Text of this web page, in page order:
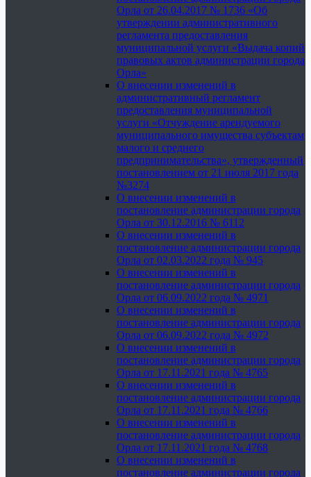
Орла от 26.04.2017 № 1736 «Об
утверждении административного
регламента предоставления
муниципальной услуги «Выдача копий
правовых актов администрации города
Орла»
О внесении изменений в
административный регламент
предоставления муниципальной
услуги «Отчуждение арендуемого
муниципального имущества субъектам
малого и среднего
предпринимательства», утвержденный
постановлением от 21 июля 2017 года
№3274
О внесении изменений в
постановление администрации города
Орла от 30.12.2016 № 6112
О внесении изменений в
постановление администрации города
Орла от 02.03.2022 года № 945
О внесении изменений в
постановление администрации города
Орла от 06.09.2022 года № 4971
О внесении изменений в
постановление администрации города
Орла от 06.09.2022 года № 4972
О внесении изменений в
постановление администрации города
Орла от 17.11.2021 года № 4765
О внесении изменений в
постановление администрации города
Орла от 17.11.2021 года № 4766
О внесении изменений в
постановление администрации города
Орла от 17.11.2021 года № 4768
О внесении изменений в
постановление администрации города